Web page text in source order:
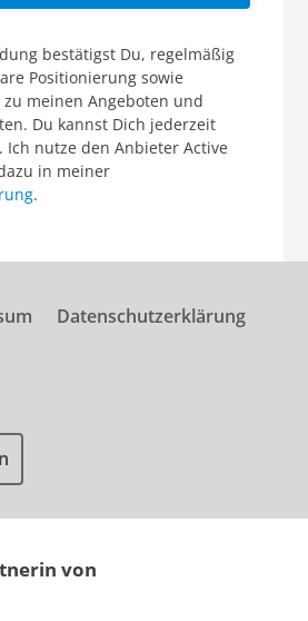
bestätigst Du, regelmäßig
Positionierung sowie
meinen Angeboten und
Du kannst Dich jederzeit
nutze den Anbieter Active
in meiner
.
Datenschutzerklärung
von